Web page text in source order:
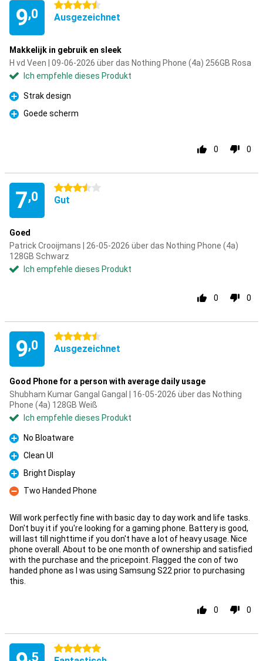
9,0
4.5 Sterne
Ausgezeichnet
Makkelijk in gebruik en sleek
H vd Veen | 09-06-2026 über das Nothing Phone (4a) 256GB Rosa
Ich empfehle dieses Produkt
Pro
Strak design
Pro
Goede scherm
0 0
7,0
3.5 Sterne
Gut
Goed
Patrick Crooijmans | 26-05-2026 über das Nothing Phone (4a)
128GB Schwarz
Ich empfehle dieses Produkt
0 0
9,0
4.5 Sterne
Ausgezeichnet
Good Phone for a person with average daily usage
Shubham Kumar Gangal Gangal | 16-05-2026 über das Nothing
Phone (4a) 128GB Weiß
Ich empfehle dieses Produkt
Pro
No Bloatware
Pro
Clean UI
Pro
Bright Display
Kontra
Two Handed Phone
Will work perfectly fine with basic day to day work and life tasks.
Don't buy it if you're looking for a gaming phone. Battery is good,
will last till nighttime if you don't have a lot of heavy usage. Nice
phone overall. About to be one month of ownership and satisfied
with the purchase and the pricepoint. Flagged the con of two
handed phone as I was using Samsung S22 prior to purchasing
this.
0 0
,5
5 Sterne